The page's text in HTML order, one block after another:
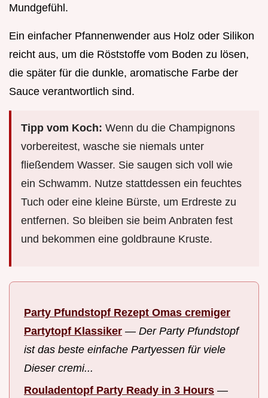
Mundgefühl.
Ein einfacher Pfannenwender aus Holz oder Silikon
reicht aus, um die Röststoffe vom Boden zu lösen,
die später für die dunkle, aromatische Farbe der
Sauce verantwortlich sind.
Tipp vom Koch: Wenn du die Champignons
vorbereitest, wasche sie niemals unter
fließendem Wasser. Sie saugen sich voll wie
ein Schwamm. Nutze stattdessen ein feuchtes
Tuch oder eine kleine Bürste, um Erdreste zu
entfernen. So bleiben sie beim Anbraten fest
und bekommen eine goldbraune Kruste.
Party Pfundstopf Rezept Omas cremiger
Partytopf Klassiker — Der Party Pfundstopf
ist das beste einfache Partyessen für viele
Dieser cremi...
Rouladentopf Party Ready in 3 Hours —